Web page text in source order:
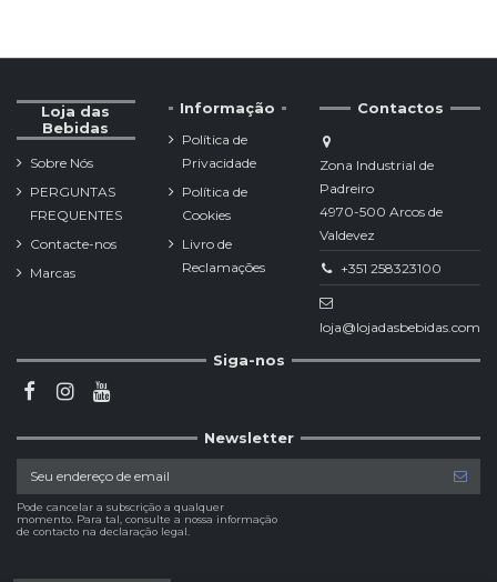
Loja das
Bebidas
Sobre Nós
PERGUNTAS
FREQUENTES
Contacte-nos
Marcas
Informação
Política de
Privacidade
Política de
Cookies
Livro de
Reclamações
Contactos
Zona Industrial de
Padreiro
4970-500 Arcos de
Valdevez
+351 258323100
loja@lojadasbebidas.com
Siga-nos
Newsletter
Pode cancelar a subscrição a qualquer
momento. Para tal, consulte a nossa informação
de contacto na declaração legal.